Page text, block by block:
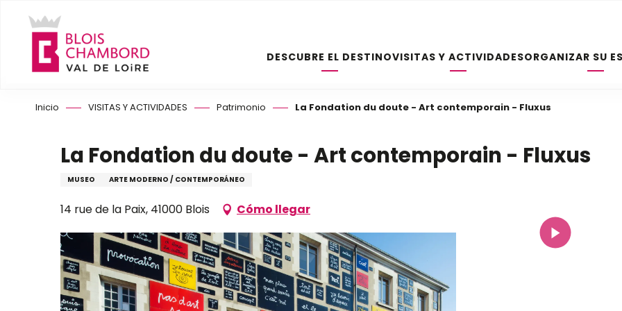
contenu
principal
DESCUBRE EL DESTINOVISITAS Y ACTIVIDADESORGANIZAR SU
Inicio VISITAS Y ACTIVIDADES Patrimonio La Fondation du doute - Art contemporain - Fluxus
La Fondation du doute - Art contemporain - Fluxus
MUSEO ARTE MODERNO / CONTEMPORÁNEO
14 rue de la Paix, 41000 Blois Cómo llegar